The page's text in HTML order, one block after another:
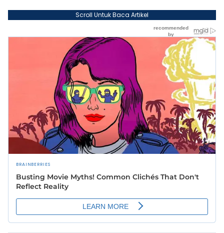
Scroll Untuk Baca Artikel